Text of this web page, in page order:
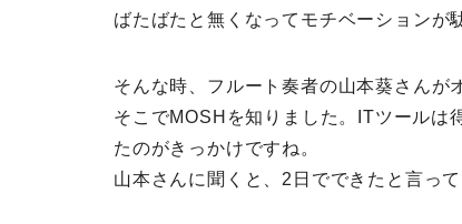
ばたばたと無くなってモチベーションが
そんな時、フルート奏者の山本葵さんが
そこでMOSHを知りました。ITツールは
たのがきっかけですね。
山本さんに聞くと、2日でできたと言って